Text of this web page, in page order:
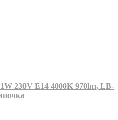
230V E14 4000К 970lm, LB-